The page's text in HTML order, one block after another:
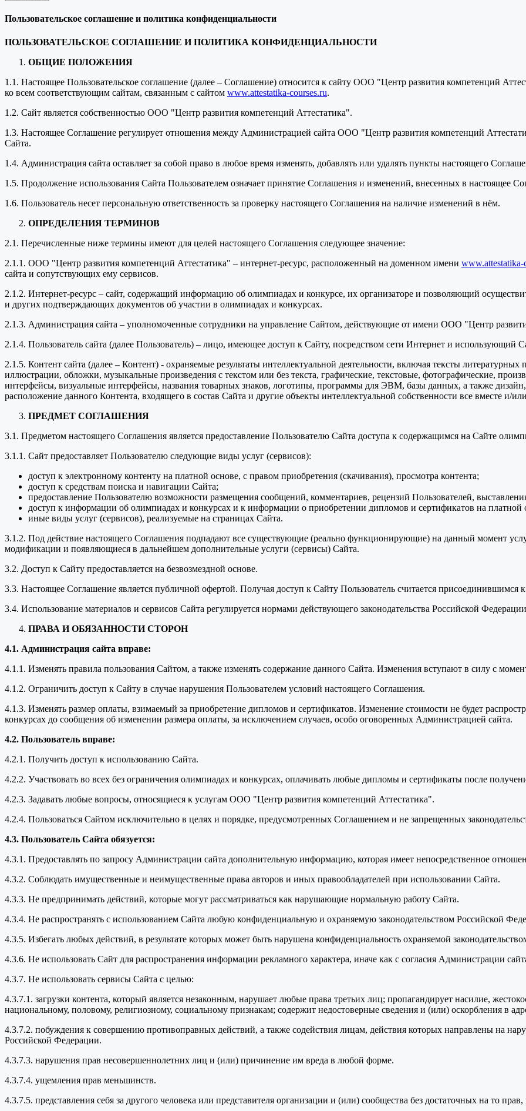
Пользовательское соглашение и политика конфиденциальности
ПОЛЬЗОВАТЕЛЬСКОЕ СОГЛАШЕНИЕ И ПОЛИТИКА КОНФИДЕНЦИАЛЬНОСТИ
ОБЩИЕ ПОЛОЖЕНИЯ
1.1. Настоящее Пользовательское соглашение (далее – Соглашение) относится к сайту ООО "Центр развития компетенций
ко всем соответствующим сайтам, связанным с сайтом www.attestatika-courses.ru.
1.2. Сайт является собственностью ООО "Центр развития компетенций Аттестатика".
1.3. Настоящее Соглашение регулирует отношения между Администрацией сайта ООО "Центр развития компетенций
Сайта.
1.4. Администрация сайта оставляет за собой право в любое время изменять, добавлять или удалять пункты настоящего
1.5. Продолжение использования Сайта Пользователем означает принятие Соглашения и изменений, внесенных в настоящее
1.6. Пользователь несет персональную ответственность за проверку настоящего Соглашения на наличие изменений в нём.
ОПРЕДЕЛЕНИЯ ТЕРМИНОВ
2.1. Перечисленные ниже термины имеют для целей настоящего Соглашения следующее значение:
2.1.1. ООО "Центр развития компетенций Аттестатика" – интернет-ресурс, расположенный на доменном имени www.attestatika-
сайта и сопутствующих ему сервисов.
2.1.2. Интернет-ресурс – сайт, содержащий информацию об олимпиадах и конкурсе, их организаторе и позволяющий
и других подтверждающих документов об участии в олимпиадах и конкурсах.
2.1.3. Администрация сайта – уполномоченные сотрудники на управление Сайтом, действующие от имени ООО "Центр
2.1.4. Пользователь сайта (далее Пользователь) – лицо, имеющее доступ к Сайту, посредством сети Интернет и использующий
2.1.5. Контент сайта (далее – Контент) - охраняемые результаты интеллектуальной деятельности, включая тексты
иллюстрации, обложки, музыкальные произведения с текстом или без текста, графические, текстовые, фотографические,
интерфейсы, визуальные интерфейсы, названия товарных знаков, логотипы, программы для ЭВМ, базы данных, а также
расположение данного Контента, входящего в состав Сайта и другие объекты интеллектуальной собственности все вместе и/
ПРЕДМЕТ СОГЛАШЕНИЯ
3.1. Предметом настоящего Соглашения является предоставление Пользователю Сайта доступа к содержащимся на Сайте
3.1.1. Сайт предоставляет Пользователю следующие виды услуг (сервисов):
доступ к электронному контенту на платной основе, с правом приобретения (скачивания), просмотра контента;
доступ к средствам поиска и навигации Сайта;
предоставление Пользователю возможности размещения сообщений, комментариев, рецензий Пользователей,
доступ к информации об олимпиадах и конкурсах и к информации о приобретении дипломов и сертификатов на платной
иные виды услуг (сервисов), реализуемые на страницах Сайта.
3.1.2. Под действие настоящего Соглашения подпадают все существующие (реально функционирующие) на данный момент
модификации и появляющиеся в дальнейшем дополнительные услуги (сервисы) Сайта.
3.2. Доступ к Сайту предоставляется на безвозмездной основе.
3.3. Настоящее Соглашение является публичной офертой. Получая доступ к Сайту Пользователь считается
3.4. Использование материалов и сервисов Сайта регулируется нормами действующего законодательства Российской Федерации
ПРАВА И ОБЯЗАННОСТИ СТОРОН
4.1. Администрация сайта вправе:
4.1.1. Изменять правила пользования Сайтом, а также изменять содержание данного Сайта. Изменения вступают в силу с
4.1.2. Ограничить доступ к Сайту в случае нарушения Пользователем условий настоящего Соглашения.
4.1.3. Изменять размер оплаты, взимаемый за приобретение дипломов и сертификатов. Изменение стоимости не будет
конкурсах до сообщения об изменении размера оплаты, за исключением случаев, особо оговоренных Администрацией сайта.
4.2. Пользователь вправе:
4.2.1. Получить доступ к использованию Сайта.
4.2.2. Участвовать во всех без ограничения олимпиадах и конкурсах, оплачивать любые дипломы и сертификаты после
4.2.3. Задавать любые вопросы, относящиеся к услугам ООО "Центр развития компетенций Аттестатика".
4.2.4. Пользоваться Сайтом исключительно в целях и порядке, предусмотренных Соглашением и не запрещенных
4.3. Пользователь Сайта обязуется:
4.3.1. Предоставлять по запросу Администрации сайта дополнительную информацию, которая имеет непосредственное
4.3.2. Соблюдать имущественные и неимущественные права авторов и иных правообладателей при использовании Сайта.
4.3.3. Не предпринимать действий, которые могут рассматриваться как нарушающие нормальную работу Сайта.
4.3.4. Не распространять с использованием Сайта любую конфиденциальную и охраняемую законодательством Российской
4.3.5. Избегать любых действий, в результате которых может быть нарушена конфиденциальность охраняемой
4.3.6. Не использовать Сайт для распространения информации рекламного характера, иначе как с согласия Администрации
4.3.7. Не использовать сервисы Сайта с целью:
4.3.7.1. загрузки контента, который является незаконным, нарушает любые права третьих лиц; пропагандирует насилие,
национальному, половому, религиозному, социальному признакам; содержит недостоверные сведения и (или) оскорбления в
4.3.7.2. побуждения к совершению противоправных действий, а также содействия лицам, действия которых направлены на
Российской Федерации.
4.3.7.3. нарушения прав несовершеннолетних лиц и (или) причинение им вреда в любой форме.
4.3.7.4. ущемления прав меньшинств.
4.3.7.5. представления себя за другого человека или представителя организации и (или) сообщества без достаточных на то